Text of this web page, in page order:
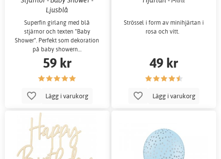
Ljusblå
Superfin girlang med blå
stjärnor och texten "Baby
Shower". Perfekt som dekoration
på baby showern…
59 kr
Lägg i varukorg
Strössel i form av minihjärtan i
rosa och vitt.
49 kr
Lägg i varukorg